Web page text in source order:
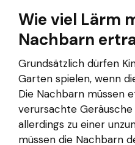
Wie viel Lärm
Nachbarn
Grundsätzlich dürfen
Garten spielen, wenn
Die Nachbarn müssen
verursachte
allerdings zu einer
müssen die Nachbarn